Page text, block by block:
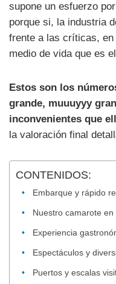
supone un esfuerzo
porque si, la industria
frente a las críticas,
medio de vida que es
Estos son los
grande, muuuyyy
inconvenientes que
la valoración final
CONTENIDOS:
Embarque y rápido
Nuestro camarote
Experiencia
Espectáculos y
Puertos y escalas